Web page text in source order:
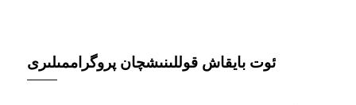
ئوت بايقاش قوللىنىشچان پروگراممىلىرى